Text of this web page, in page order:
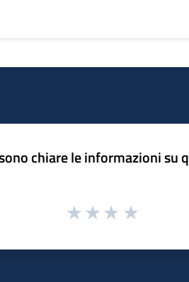
chiare le informazioni su